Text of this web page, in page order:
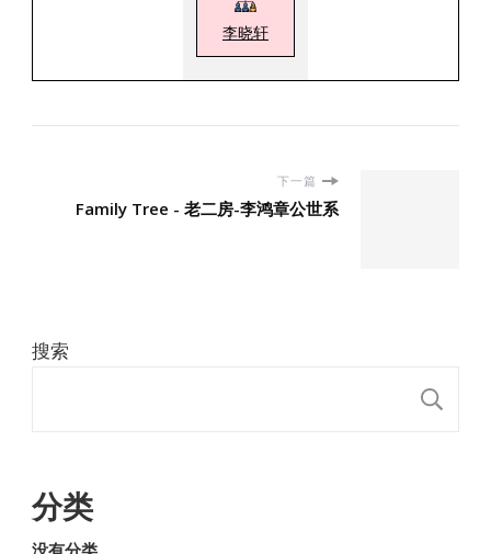
李晓轩
下一篇
Family Tree - 老二房-李鸿章公世系
搜索
分类